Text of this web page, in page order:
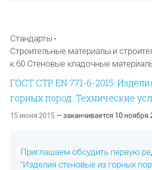
Стандарты
Строительные материалы и
к.60 Стеновые кладочные
ГОСТ СТР EN 771-6-2015.
горных пород. Технические
15 июня 2015 — заканчивается 10 ноября
Приглашаем обсудить первую
"Изделия стеновые из горных